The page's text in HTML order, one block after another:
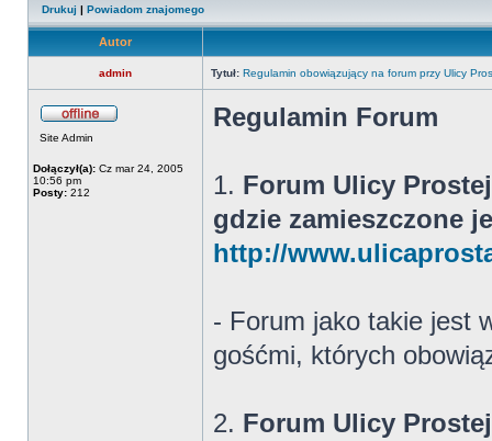
Drukuj | Powiadom znajomego
Autor
admin Tytuł: Regulamin obowiązujący na forum przy Ulicy
Site Admin
Dołączył(a): Cz mar 24, 2005
10:56 pm
Posty: 212
Regulamin Forum
1. Forum Ulicy
gdzie zamieszczone
http://
- Forum jako takie jest
gośćmi, których
2. Forum Ulicy